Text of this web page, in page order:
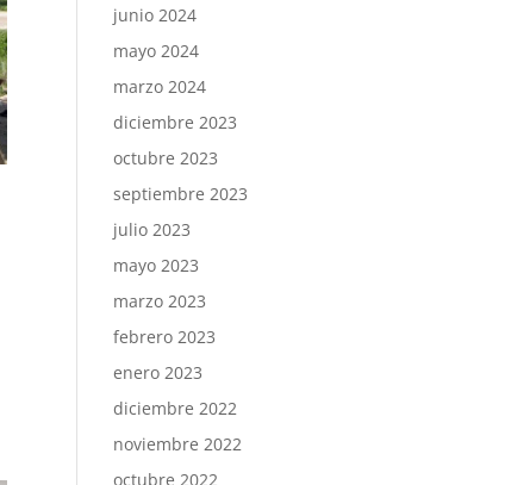
junio 2024
mayo 2024
marzo 2024
diciembre 2023
octubre 2023
septiembre 2023
julio 2023
mayo 2023
marzo 2023
febrero 2023
enero 2023
diciembre 2022
noviembre 2022
octubre 2022